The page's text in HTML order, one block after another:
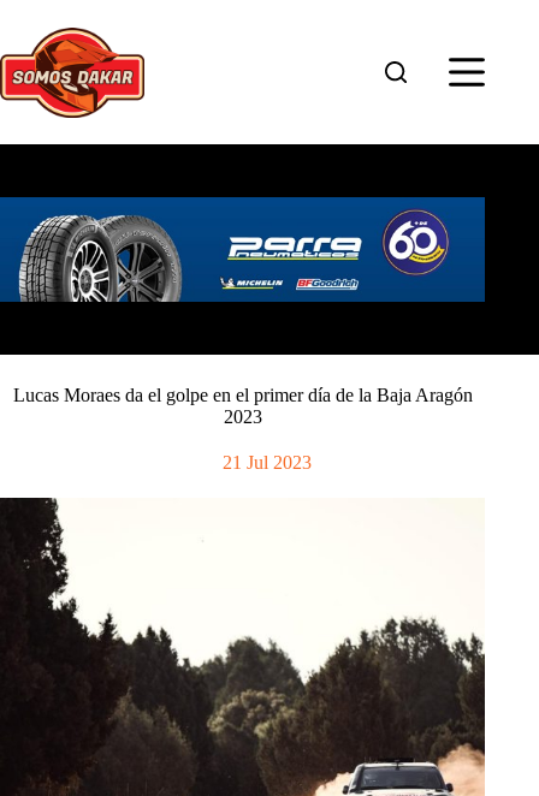
contenido
Lucas Moraes da el golpe en el primer día de la Baja Aragón
2023
21 Jul 2023